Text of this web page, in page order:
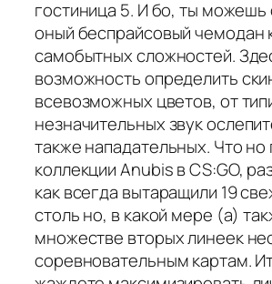
гостиница 5. И бо, ты можешь
оный беспрайсовый чемодан
самобытных сложностей.
возможность определить
всевозможных цветов, от
незначительных звук
также нападательных. Что
коллекции Anubis в CS:GO,
как всегда вытаращили 19
столь но, в какой мере (а)
множестве вторых линеек
соревновательным картам.